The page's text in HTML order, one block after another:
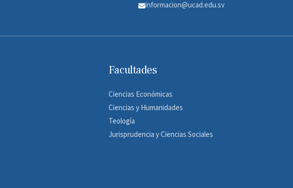
informacion@ucad.edu.sv
Facultades
Ciencias Económicas
Ciencias y Humanidades
Teología
Jurisprudencia y Ciencias Sociales